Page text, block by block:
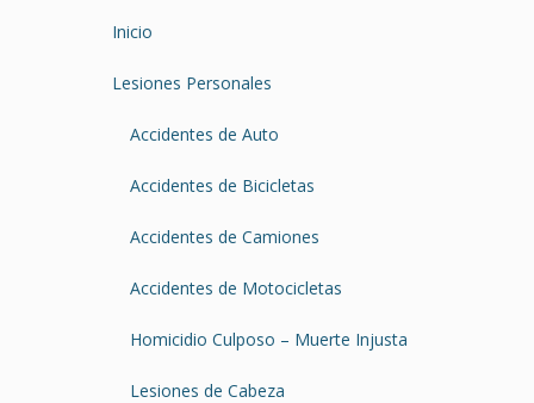
Inicio
Lesiones Personales
Accidentes de Auto
Accidentes de Bicicletas
Accidentes de Camiones
Accidentes de Motocicletas
Homicidio Culposo – Muerte Injusta
Lesiones de Cabeza